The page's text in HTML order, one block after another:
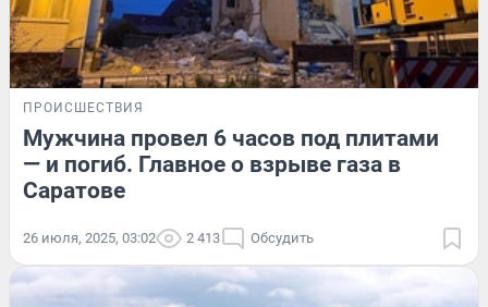
ПРОИСШЕСТВИЯ
Мужчина провел 6 часов под плитами
— и погиб. Главное о взрыве газа в
Саратове
26 июля, 2025, 03:02 2 413 Обсудить